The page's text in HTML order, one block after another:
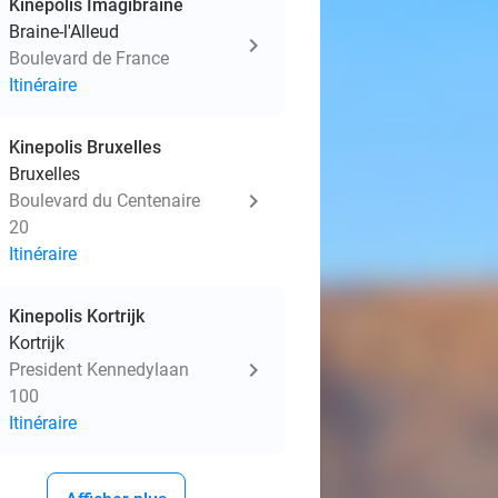
Kinepolis Imagibraine
Braine-l'Alleud
Boulevard de France
Itinéraire
Kinepolis Bruxelles
Bruxelles
Boulevard du Centenaire
20
Itinéraire
Kinepolis Kortrijk
Kortrijk
President Kennedylaan
100
Itinéraire